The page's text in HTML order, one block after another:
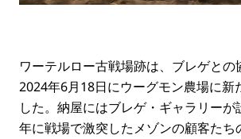
ワーテルロー古戦場跡は、ブレゲとの
2024年6月18日にウーグモン農場に新
した。納屋にはブレゲ・ギャラリー
年に戦場で激突したメゾンの顧客たち